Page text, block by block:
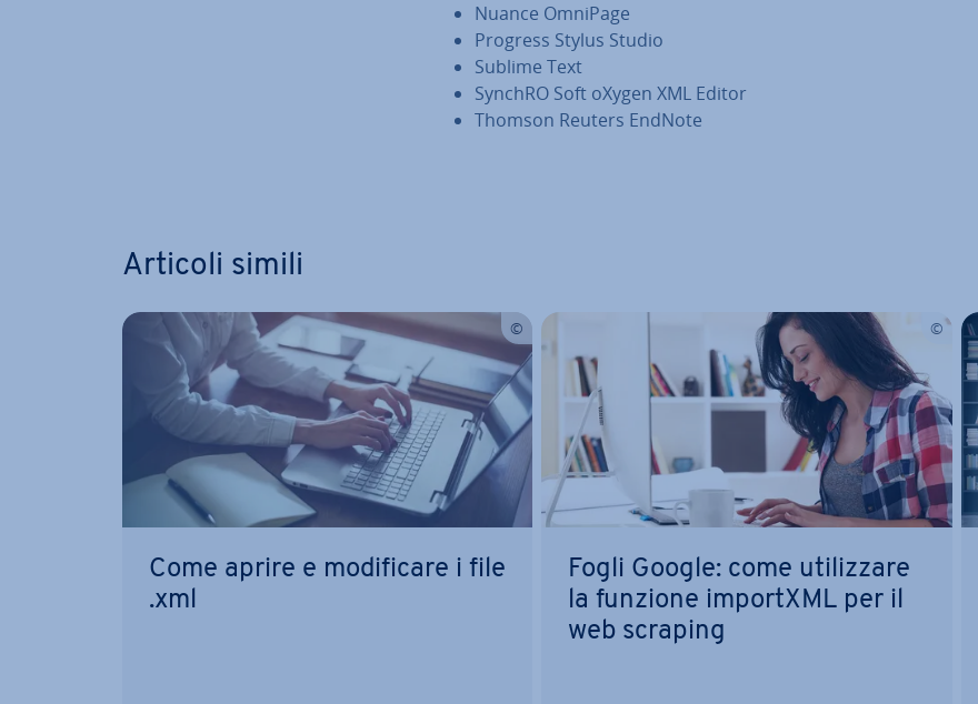
Nuance OmniPage
Progress Stylus Studio
Sublime Text
SynchRO Soft oXygen XML Editor
Thomson Reuters EndNote
Articoli simili
Come aprire e mo­di­fi­ca­re i file
.xml
Fogli Google: come uti­liz­za­re
la funzione importXML per il
web scraping